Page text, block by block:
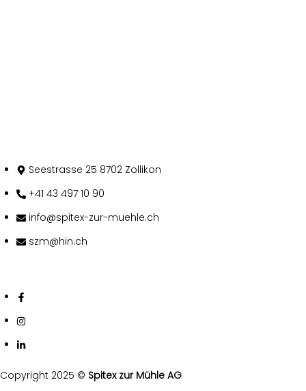
Seestrasse 25 8702 Zollikon
+41 43 497 10 90
info@spitex-zur-muehle.ch
szm@hin.ch
Copyright 2025 © Spitex zur Mühle AG